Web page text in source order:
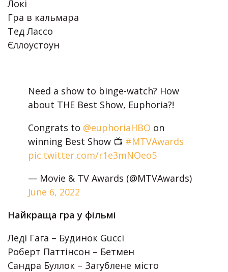
Локі
Гра в кальмара
Тед Лассо
Єллоустоун
Need a show to binge-watch? How
about THE Best Show, Euphoria?!
Congrats to @euphoriaHBO on
winning Best Show 📺 #MTVAwards
pic.twitter.com/r1e3mNOeo5
— Movie & TV Awards (@MTVAwards)
June 6, 2022
Найкраща гра у фільмі
Леді Гага – Будинок Gucci
Роберт Паттінсон – Бетмен
Сандра Буллок – Загублене місто